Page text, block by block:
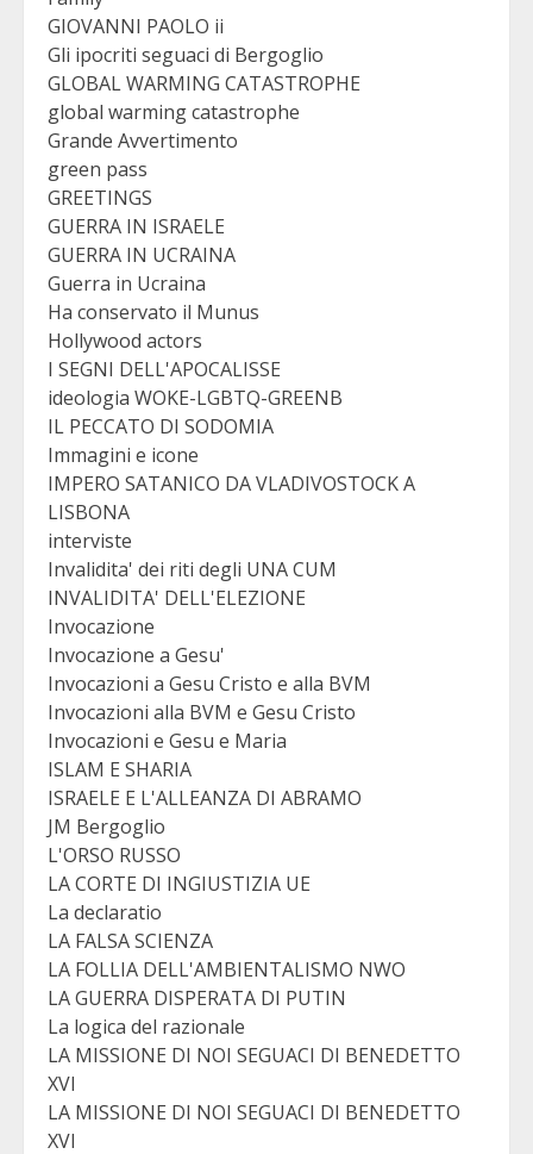
GIOVANNI PAOLO ii
Gli ipocriti seguaci di Bergoglio
GLOBAL WARMING CATASTROPHE
global warming catastrophe
Grande Avvertimento
green pass
GREETINGS
GUERRA IN ISRAELE
GUERRA IN UCRAINA
Guerra in Ucraina
Ha conservato il Munus
Hollywood actors
I SEGNI DELL'APOCALISSE
ideologia WOKE-LGBTQ-GREENB
IL PECCATO DI SODOMIA
Immagini e icone
IMPERO SATANICO DA VLADIVOSTOCK A
LISBONA
interviste
Invalidita' dei riti degli UNA CUM
INVALIDITA' DELL'ELEZIONE
Invocazione
Invocazione a Gesu'
Invocazioni a Gesu Cristo e alla BVM
Invocazioni alla BVM e Gesu Cristo
Invocazioni e Gesu e Maria
ISLAM E SHARIA
ISRAELE E L'ALLEANZA DI ABRAMO
JM Bergoglio
L'ORSO RUSSO
LA CORTE DI INGIUSTIZIA UE
La declaratio
LA FALSA SCIENZA
LA FOLLIA DELL'AMBIENTALISMO NWO
LA GUERRA DISPERATA DI PUTIN
La logica del razionale
LA MISSIONE DI NOI SEGUACI DI BENEDETTO
XVI
LA MISSIONE DI NOI SEGUACI DI BENEDETTO
XVI